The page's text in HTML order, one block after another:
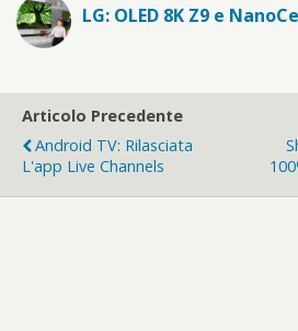
LG: OLED 8K Z9 e
Articolo Precedente
Android TV: Rilasciata
L'app Live Channels